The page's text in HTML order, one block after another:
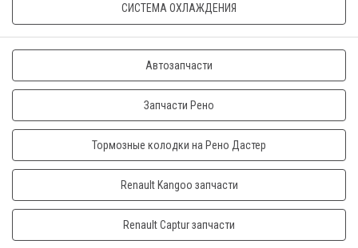
СИСТЕМА ОХЛАЖДЕНИЯ
Автозапчасти
Запчасти Рено
Тормозные колодки на Рено Дастер
Renault Kangoo запчасти
Renault Captur запчасти